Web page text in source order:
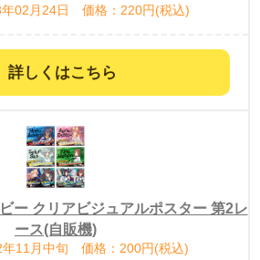
年02月24日 価格：220円(税込)
詳しくはこちら
ー クリアビジュアルポスター 第2レ
ース(自販機)
年11月中旬 価格：200円(税込)